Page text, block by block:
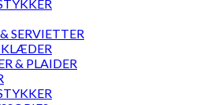
SERVIETTER
& PLAIDER